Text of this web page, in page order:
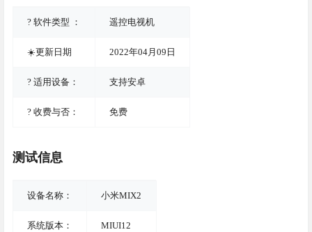
? 软件类型 ： 遥控电视机
☀️更新日期 2022年04月09日
? 适用设备： 支持安卓
? 收费与否： 免费
测试信息
设备名称： 小米MIX2
系统版本： MIUI12